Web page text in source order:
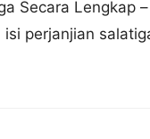
Secara
isi perjanjian
belakang, isi dan
ulasan